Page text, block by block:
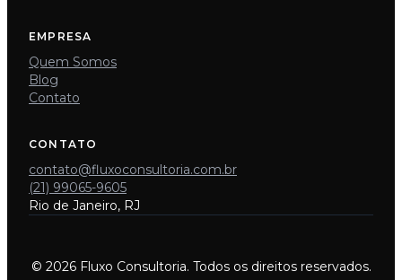
EMPRESA
Quem Somos
Blog
Contato
CONTATO
contato@fluxoconsultoria.com.br
(21) 99065-9605
Rio de Janeiro, RJ
© 2026 Fluxo Consultoria. Todos os direitos reservados.